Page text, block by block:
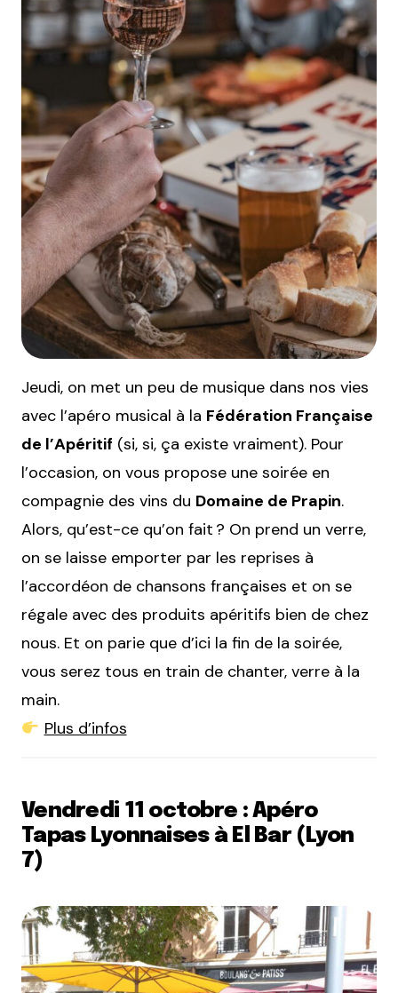
Jeudi, on met un peu de musique dans nos vies
avec l’apéro musical à la Fédération Française
de l’Apéritif (si, si, ça existe vraiment). Pour
l’occasion, on vous propose une soirée en
compagnie des vins du Domaine de Prapin.
Alors, qu’est-ce qu’on fait ? On prend un verre,
on se laisse emporter par les reprises à
l’accordéon de chansons françaises et on se
régale avec des produits apéritifs bien de chez
nous. Et on parie que d’ici la fin de la soirée,
vous serez tous en train de chanter, verre à la
main.
Plus d’infos
Vendredi 11 octobre : Apéro
Tapas Lyonnaises à El Bar (Lyon
7)